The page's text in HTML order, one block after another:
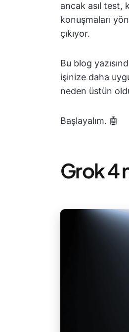
ancak asıl test,
konuşmaları
çıkıyor.
Bu blog
işinize daha
neden üstün
Başlayalım. 🤖
Grok 4